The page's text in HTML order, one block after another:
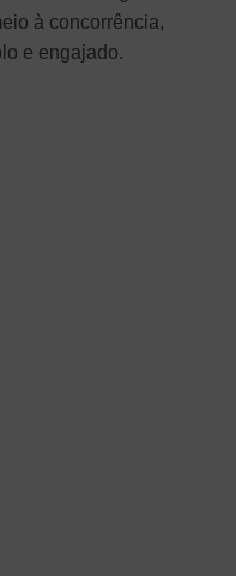
à concorrência,
e engajado.